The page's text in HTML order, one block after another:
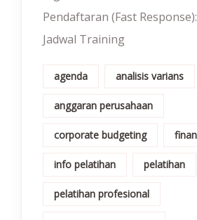
Pendaftaran (Fast
Jadwal Training
agenda analisis varians
anggaran perusahaan
corporate budgeting
info pelatihan pelatihan
pelatihan profesional